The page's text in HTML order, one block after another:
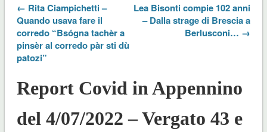
← Rita Ciampichetti –
Quando usava fare il
corredo “Bsógna tachèr a
pinsèr al corredo pàr sti dù
patozi”
Lea Bisonti compie 102 anni
– Dalla strage di Brescia a
Berlusconi… →
Report Covid in Appennino
del 4/07/2022 – Vergato 43 e